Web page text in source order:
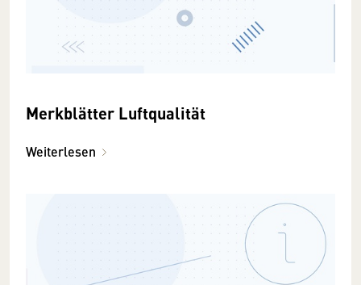
Merkblätter Luftqualität
Weiterlesen